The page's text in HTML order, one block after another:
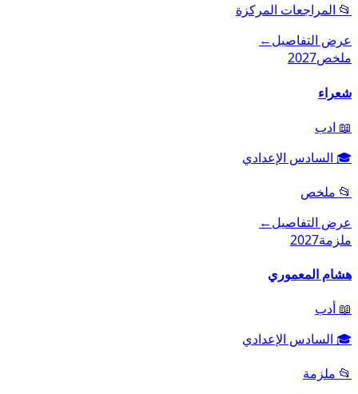
📂 المراجعات المركزة
عرض التفاصيل←
ملخص2027
شعراء
📖 ادب
🎓 السادس الإعدادي
📂 ملخص
عرض التفاصيل←
ملزمة2027
هشام المعموري
📖 أدب
🎓 السادس الإعدادي
📂 ملزمة